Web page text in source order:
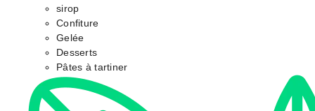
sirop
Confiture
Gelée
Desserts
Pâtes à tartiner